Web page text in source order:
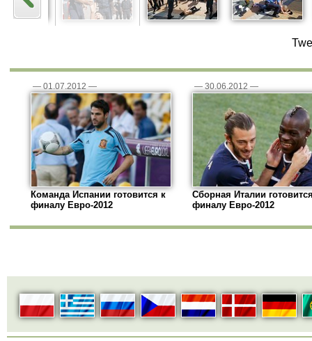
— 01.07.2012 —
Команда Испании готовится к
финалу Евро-2012
— 30.06.2012 —
Сборная Италии
финалу Евро-2012